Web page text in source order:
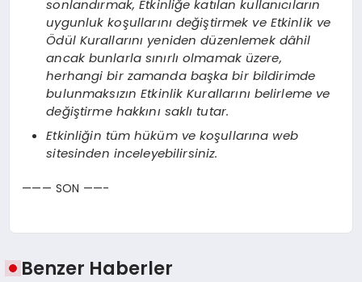
sonlandırmak, Etkinliğe katılan kullanıcıların
uygunluk koşullarını değiştirmek ve Etkinlik ve
Ödül Kurallarını yeniden düzenlemek dâhil
ancak bunlarla sınırlı olmamak üzere,
herhangi bir zamanda başka bir bildirimde
bulunmaksızın Etkinlik Kurallarını belirleme ve
değiştirme hakkını saklı tutar.
Etkinliğin tüm hüküm ve koşullarına web
sitesinden inceleyebilirsiniz.
——— SON ——-
Benzer Haberler